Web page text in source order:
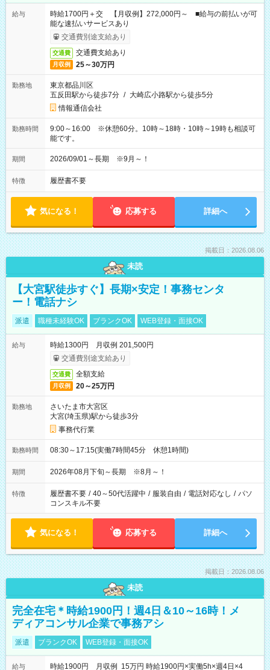
給与
時給1700円＋交 【月収例】272,000円～ ■給与の前払いが可
能な速払いサービスあり
交通費別途支給あり
交通費 交通費支給あり
月収例 25～30万円
勤務地
東京都品川区
五反田駅から徒歩7分 / 大崎広小路駅から徒歩5分
情報通信会社
勤務時間
9:00～16:00 ※休憩60分。10時～18時・10時～19時も相談可
能です。
期間 2026/09/01～長期 ※9月～！
特徴 履歴書不要
気になる！ 応募する 詳細へ
掲載日：2026.08.06
未読
【大宮駅徒歩すぐ】長期×安定！事務センタ
ー！電話ナシ
派遣 職種未経験OK ブランクOK WEB登録・面接OK
給与
時給1300円 月収例 201,500円
交通費別途支給あり
交通費 全額支給
月収例 20～25万円
勤務地
さいたま市大宮区
大宮(埼玉県)駅から徒歩3分
事務代行業
勤務時間 08:30～17:15(実働7時間45分 休憩1時間)
期間 2026年08月下旬～長期 ※8月～！
特徴 履歴書不要 / 40～50代活躍中 / 服装自由 / 電話対応なし / パソ
コンスキル不要
気になる！ 応募する 詳細へ
掲載日：2026.08.06
未読
完全在宅＊時給1900円！週4日＆10～16時！メ
ディアコンサル企業で事務アシ
派遣 ブランクOK WEB登録・面接OK
給与
時給1900円 月収例 15万円 時給1900円×実働5h×週4日×4